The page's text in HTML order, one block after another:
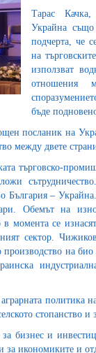
Тарас
Украйна
подчерта, че
на
използват
отношения
бъде
посланик на
между двете
търговско-
България –
Обемът на
момента се
сектор.
на
политика
стопанство и
бизнес и
икономиките и